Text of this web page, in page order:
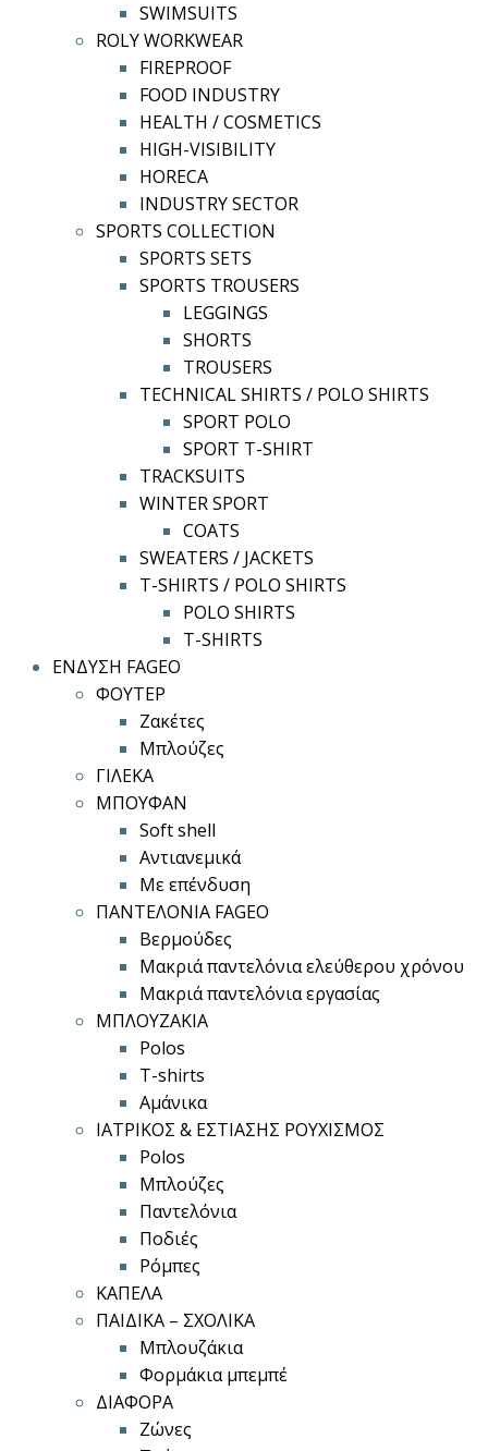
SWIMSUITS
ROLY WORKWEAR
FIREPROOF
FOOD INDUSTRY
HEALTH / COSMETICS
HIGH-VISIBILITY
HORECA
INDUSTRY SECTOR
SPORTS COLLECTION
SPORTS SETS
SPORTS TROUSERS
LEGGINGS
SHORTS
TROUSERS
TECHNICAL SHIRTS / POLO SHIRTS
SPORT POLO
SPORT T-SHIRT
TRACKSUITS
WINTER SPORT
COATS
SWEATERS / JACKETS
T-SHIRTS / POLO SHIRTS
POLO SHIRTS
T-SHIRTS
ΕΝΔΥΣΗ FAGEO
ΦΟΥΤΕΡ
Ζακέτες
Μπλούζες
ΓΙΛΕΚΑ
ΜΠΟΥΦΑΝ
Soft shell
Αντιανεμικά
Με επένδυση
ΠΑΝΤΕΛΟΝΙΑ FAGEO
Βερμούδες
Μακριά παντελόνια ελεύθερου χρόνου
Μακριά παντελόνια εργασίας
ΜΠΛΟΥΖΑΚΙΑ
Polos
T-shirts
Αμάνικα
ΙΑΤΡΙΚΟΣ & ΕΣΤΙΑΣΗΣ ΡΟΥΧΙΣΜΟΣ
Polos
Μπλούζες
Παντελόνια
Ποδιές
Ρόμπες
ΚΑΠΕΛΑ
ΠΑΙΔΙΚΑ – ΣΧΟΛΙΚΑ
Μπλουζάκια
Φορμάκια μπεμπέ
ΔΙΑΦΟΡΑ
Ζώνες